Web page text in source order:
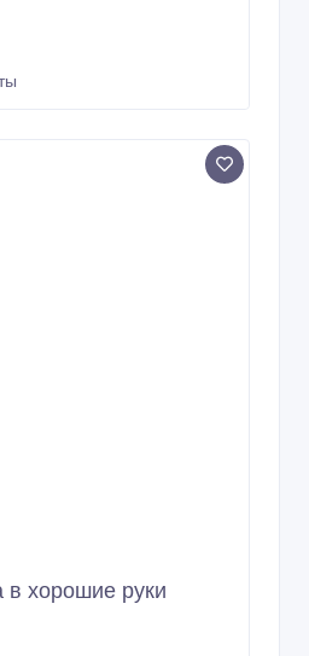
хорошие руки